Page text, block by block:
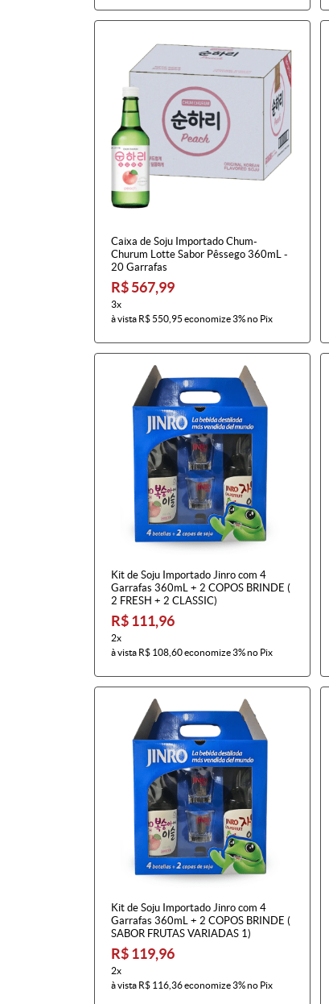
Caixa de Soju Importado Chum-
Churum Lotte Sabor Pêssego 360mL -
20 Garrafas
R$ 567,99
3x
à vista R$ 550,95 economize3%no Pix
Kit de Soju Importado Jinro com 4
Garrafas 360mL + 2 COPOS BRINDE (
2 FRESH + 2 CLASSIC)
R$ 111,96
2x
à vista R$ 108,60economize3%no Pix
Kit de Soju Importado Jinro com 4
Garrafas 360mL + 2 COPOS BRINDE (
SABOR FRUTAS VARIADAS 1)
R$ 119,96
2x
à vista R$ 116,36economize3%no Pix